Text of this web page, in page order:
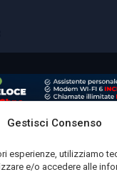
Gestisci Consenso
esperienze, utilizziamo
e/o accedere alle